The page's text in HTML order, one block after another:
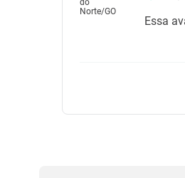
do
Norte/GO
Essa